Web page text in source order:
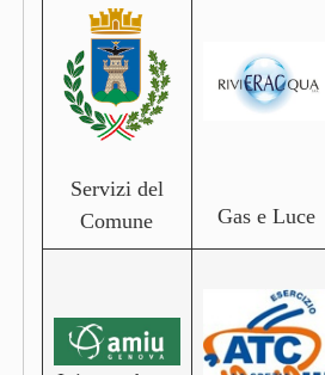
Servizi del
Comune
Gas e Luce